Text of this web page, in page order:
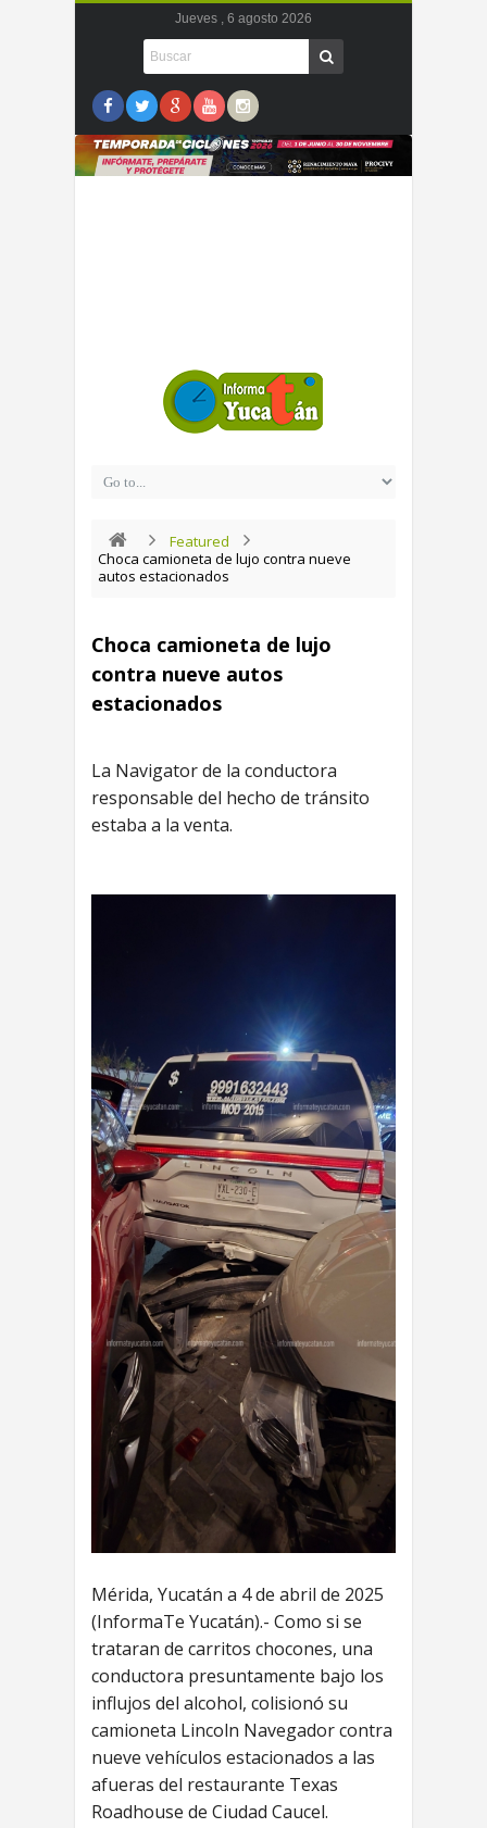
Jueves , 6 agosto 2026
Featured
Choca camioneta de lujo contra nueve
autos estacionados
Choca camioneta de lujo
contra nueve autos
estacionados
La Navigator de la conductora
responsable del hecho de tránsito
estaba a la venta.
Mérida, Yucatán a 4 de abril de 2025
(InformaTe Yucatán).- Como si se
trataran de carritos chocones, una
conductora presuntamente bajo los
influjos del alcohol, colisionó su
camioneta Lincoln Navegador contra
nueve vehículos estacionados a las
afueras del restaurante Texas
Roadhouse de Ciudad Caucel.